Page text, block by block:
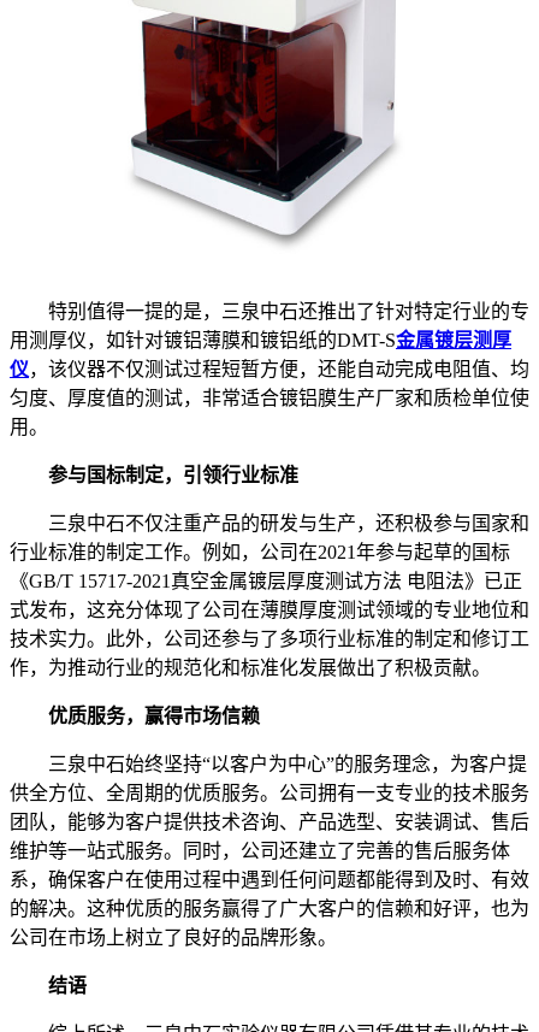
特别值得一提的是，三泉中石还推出了针对特定行业的专
用测厚仪，如针对镀铝薄膜和镀铝纸的DMT-S金属镀层测厚
仪，该仪器不仅测试过程短暂方便，还能自动完成电阻值、均
匀度、厚度值的测试，非常适合镀铝膜生产厂家和质检单位使
用。
参与国标制定，引领行业标准
三泉中石不仅注重产品的研发与生产，还积极参与国家和
行业标准的制定工作。例如，公司在2021年参与起草的国标
《GB/T 15717-2021真空金属镀层厚度测试方法 电阻法》已正
式发布，这充分体现了公司在薄膜厚度测试领域的专业地位和
技术实力。此外，公司还参与了多项行业标准的制定和修订工
作，为推动行业的规范化和标准化发展做出了积极贡献。
优质服务，赢得市场信赖
三泉中石始终坚持“以客户为中心”的服务理念，为客户提
供全方位、全周期的优质服务。公司拥有一支专业的技术服务
团队，能够为客户提供技术咨询、产品选型、安装调试、售后
维护等一站式服务。同时，公司还建立了完善的售后服务体
系，确保客户在使用过程中遇到任何问题都能得到及时、有效
的解决。这种优质的服务赢得了广大客户的信赖和好评，也为
公司在市场上树立了良好的品牌形象。
结语